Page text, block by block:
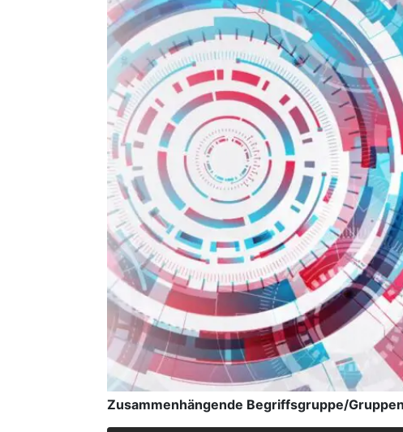
Zusammenhängende Begriffsgruppe/